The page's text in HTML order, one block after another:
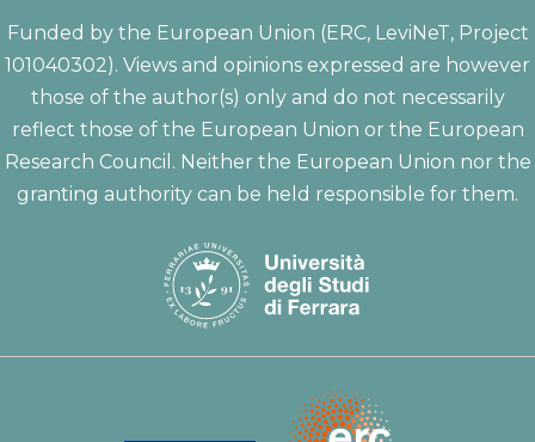
Funded by the European Union (ERC, LeviNeT, Project
101040302). Views and opinions expressed are however
those of the author(s) only and do not necessarily
reflect those of the European Union or the European
Research Council. Neither the European Union nor the
granting authority can be held responsible for them.